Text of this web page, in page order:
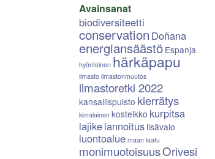
Avainsanat
biodiversiteetti
conservation Doñana
energiansäästö Espanja
hyönteinen härkäpapu
ilmasto ilmastonmuutos
ilmastoretki 2022
kansallispuisto kierrätys
kimalainen kosteikko kurpitsa
lajikelannoitus lisävalo
luontoalue maan laatu
monimuotoisuusOrivesi